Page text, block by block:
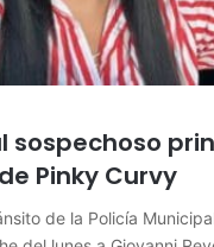
sospechoso
Pinky Curvy
de la Policía